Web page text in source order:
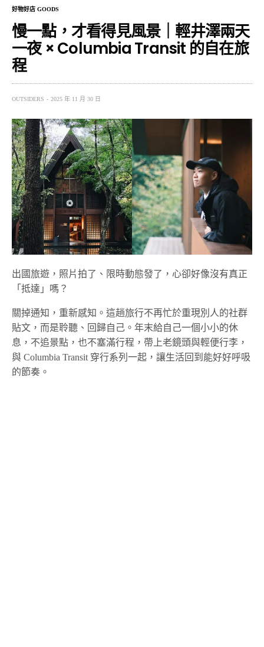
好物好店 GOODS
慢一點，才看得見風景｜輕井澤兩天
一夜 × Columbia Transit 的自在旅
程
OUTSIDERS 2025 年 11 月 30 日
出國旅遊，照片拍了、限時動態發了，心卻好像沒有真正
「抵達」嗎？
關掉通知，重新感知。這趟旅行不再忙於重現別人的社群
貼文，而是聆聽、回歸自己。年末給自己一個小小的休
息，不追景點，也不塞滿行程，帶上老鏡頭與輕便行李，
與 Columbia Transit 穿行系列一起，讓生活回到能好好呼吸
的節奏。